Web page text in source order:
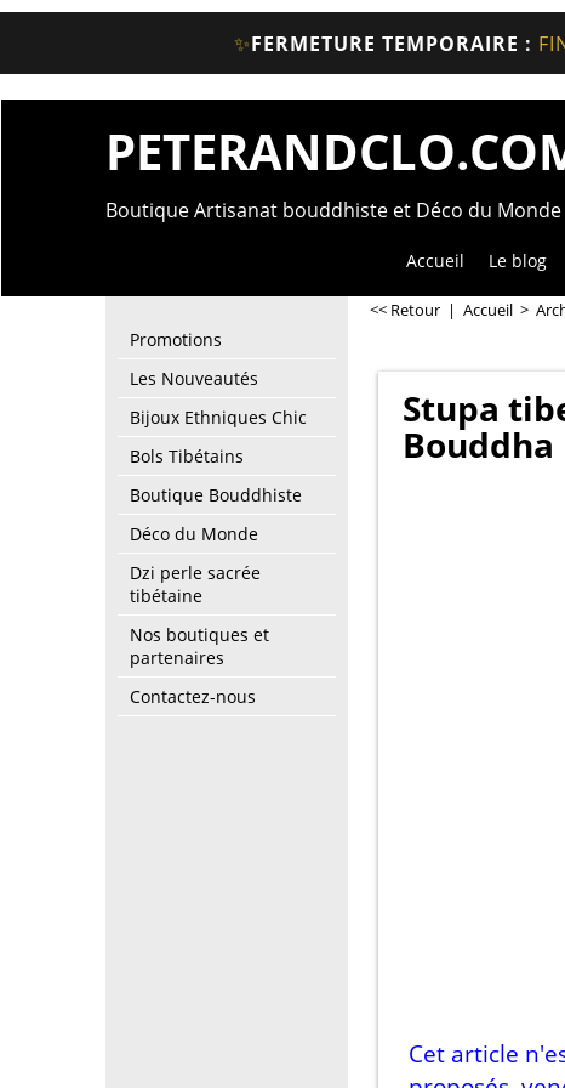
✨FERMETURE TEMPORAIRE :
Boutique Artisanat bouddhiste et Déco du
Accueil Le blog
Promotions
Les Nouveautés
Bijoux Ethniques Chic
Bols Tibétains
Boutique Bouddhiste
Déco du Monde
Dzi perle sacrée
tibétaine
Nos boutiques et
partenaires
Contactez-nous
<< Retour | Accueil >
Stupa
Cet article